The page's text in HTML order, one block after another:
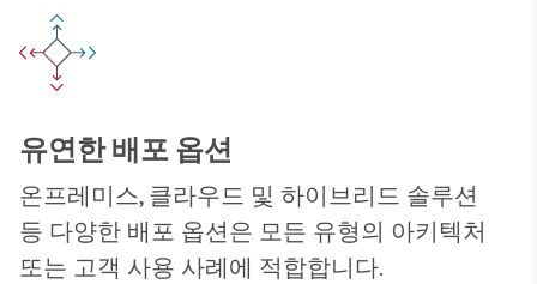
유연한 배포 옵션
온프레미스, 클라우드 및 하이브리드 솔루션
등 다양한 배포 옵션은 모든 유형의 아키텍처
또는 고객 사용 사례에 적합합니다.